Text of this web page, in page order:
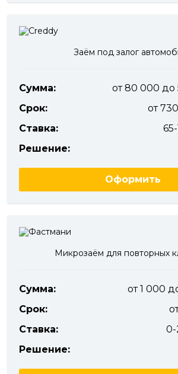
Заём под залог
Сумма:
от 80 000 до
Срок:
от
Ставка:
Решение:
Оформить
Микрозаём для повторных
Сумма:
от 1 000
Срок:
Ставка:
0-
Решение: